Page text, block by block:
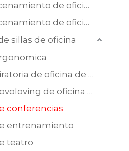
Almacenamiento de oficina de madera
Almacenamiento de oficina de acero
sillas de oficina
Silla giratoria de oficina de malla
Silla Rovoloving de oficina de cuero
conferencias
entrenamiento
teatro